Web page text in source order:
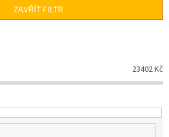
ZAVŘÍT FILTR
23402Kč